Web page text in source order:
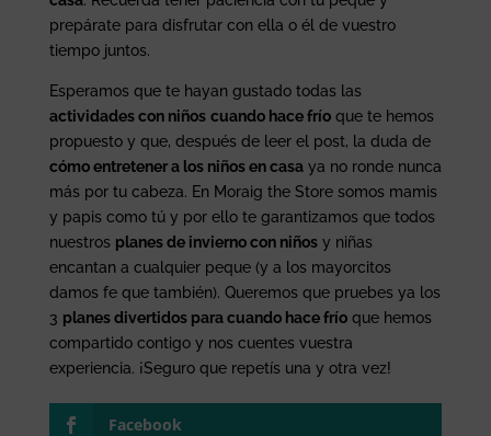
prepárate para disfrutar con ella o él de vuestro
tiempo juntos.
Esperamos que te hayan gustado todas las
actividades con niños cuando hace fríoque te hemos
propuesto y que, después de leer el post, la duda de
cómo entretener a los niños en casaya no ronde nunca
más por tu cabeza. En Moraig the Store somos mamis
y papis como tú y por ello te garantizamos que todos
nuestros planes de invierno con niñosy niñas
encantan a cualquier peque (y a los mayorcitos
damos fe que también). Queremos que pruebes ya los
3 planes divertidos para cuando hace fríoque hemos
compartido contigo y nos cuentes vuestra
experiencia. ¡Seguro que repetís una y otra vez!
Facebook